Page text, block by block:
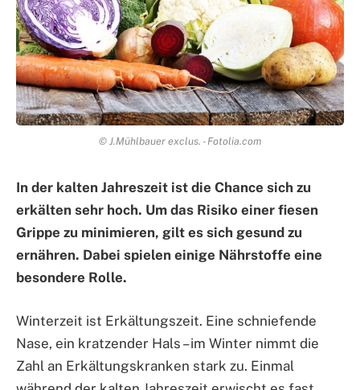
© J.Mühlbauer exclus. - Fotolia.com
In der kalten Jahreszeit ist die Chance sich zu
erkälten sehr hoch. Um das Risiko einer fiesen
Grippe zu minimieren, gilt es sich gesund zu
ernähren. Dabei spielen einige Nährstoffe eine
besondere Rolle.
Winterzeit ist Erkältungszeit. Eine schniefende
Nase, ein kratzender Hals – im Winter nimmt die
Zahl an Erkältungskranken stark zu. Einmal